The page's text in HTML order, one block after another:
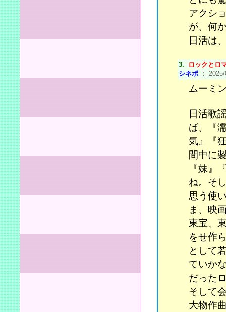
アクシ
が、何
日活は
3.
ロックとロ
シネポ ：
ムーミ
日活歌
ば、『
気』『
間中に
『妹』
ね。そ
思う使
ま、映
東宝、
をせ作
として
ていか
だった
そして
大物作